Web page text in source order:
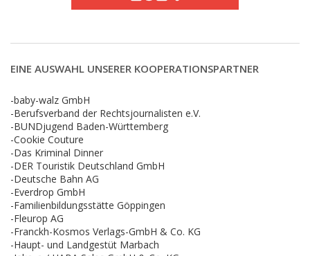
EINE AUSWAHL UNSERER KOOPERATIONSPARTNER
-baby-walz GmbH
-Berufsverband der Rechtsjournalisten e.V.
-BUNDjugend Baden-Württemberg
-Cookie Couture
-Das Kriminal Dinner
-DER Touristik Deutschland GmbH
-Deutsche Bahn AG
-Everdrop GmbH
-Familienbildungsstätte Göppingen
-Fleurop AG
-Franckh-Kosmos Verlags-GmbH & Co. KG
-Haupt- und Landgestüt Marbach